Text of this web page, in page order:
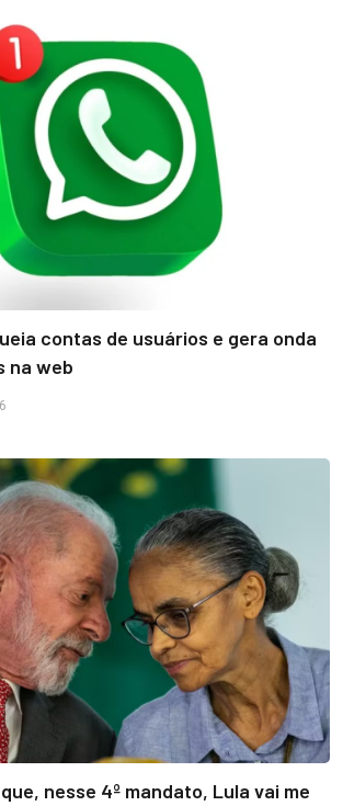
contas de usuários e gera onda
na web
nesse 4º mandato, Lula vai me